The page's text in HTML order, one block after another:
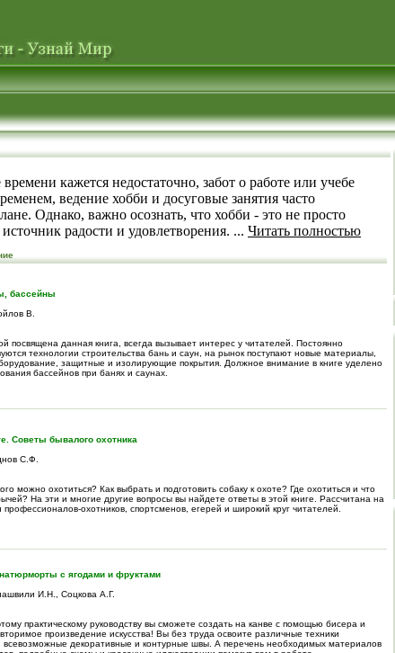
кажется недостаточно, забот о работе или учебе
ведение хобби и досуговые занятия часто
Однако, важно осознать, что хобби - это не просто
радости и удовлетворения. ... Читать полностью
бассейны
В.
посвящена данная книга, всегда вызывает интерес у читателей. Постоянно
технологии строительства бань и саун, на рынок поступают новые материалы,
защитные и изолирующие покрытия. Должное внимание в книге уделено
бассейнов при банях и саунах.
Советы бывалого охотника
С.Ф.
можно охотиться? Как выбрать и подготовить собаку к охоте? Где охотиться и что
На эти и многие другие вопросы вы найдете ответы в этой книге. Рассчитана на
охотников, спортсменов, егерей и широкий круг читателей.
с ягодами и фруктами
И.Н., Соцкова А.Г.
практическому руководству вы сможете создать на канве с помощью бисера и
произведение искусства! Вы без труда освоите различные техники
всевозможные декоративные и контурные швы. А перечень необходимых материалов